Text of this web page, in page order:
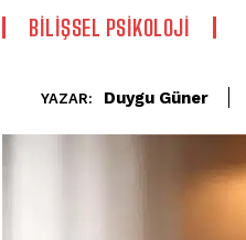
BILIŞSEL PSIKOLOJI
YAZAR: Duygu Güner